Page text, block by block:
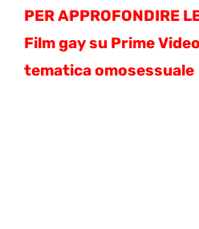
PER APPROFONDIRE
Film gay su Prime
tematica omosessuale